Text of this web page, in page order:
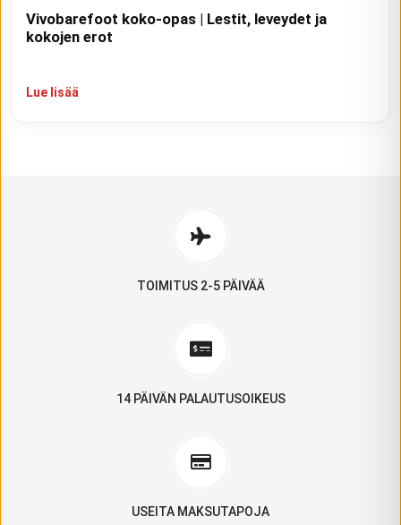
Vivobarefoot koko-opas | Lestit, leveydet ja
kokojen erot
Lue lisää
TOIMITUS 2-5 PÄIVÄÄ
14 PÄIVÄN PALAUTUSOIKEUS
USEITA MAKSUTAPOJA